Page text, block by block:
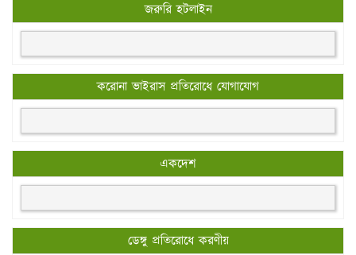
জরুরি হটলাইন
করোনা ভাইরাস প্রতিরোধে যোগাযোগ
একদেশ
ডেঙ্গু প্রতিরোধে করণীয়